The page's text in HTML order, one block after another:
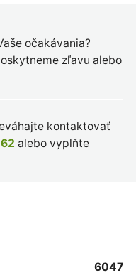
očakávania?
zľavu alebo
kontaktovať
alebo vyplňte
6047